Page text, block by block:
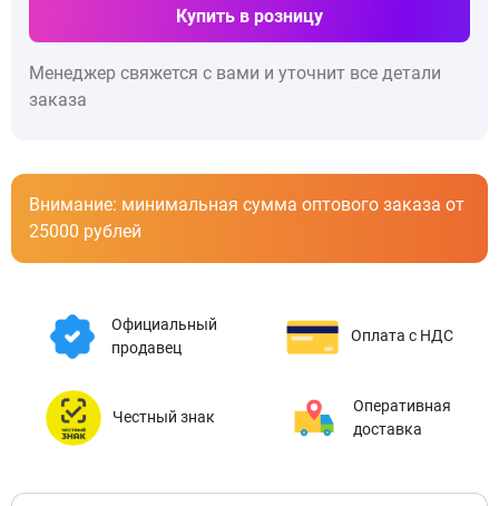
Купить в розницу
Менеджер свяжется с вами и уточнит все детали
заказа
Внимание: минимальная сумма оптового заказа от
25000 рублей
Официальный
продавец
Оплата с НДС
Честный знак
Оперативная
доставка